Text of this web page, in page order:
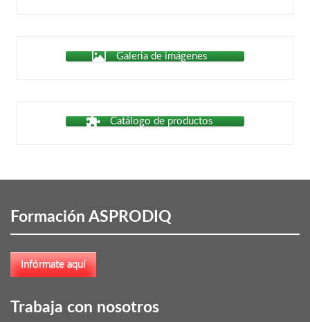
Galeria de imágenes
Catálogo de productos
Formación ASPRODIQ
Trabaja con nosotros